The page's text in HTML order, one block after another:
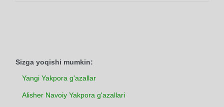
Sizga yoqishi mumkin:
Yangi Yakpora g'azallar
Alisher Navoiy Yakpora g'azallari